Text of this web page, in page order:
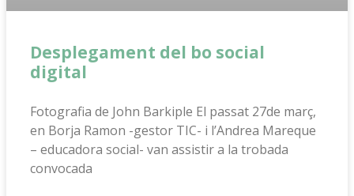
Desplegament del bo social
digital
Fotografia de John Barkiple El passat 27de març,
en Borja Ramon -gestor TIC- i l’Andrea Mareque
– educadora social- van assistir a la trobada
convocada